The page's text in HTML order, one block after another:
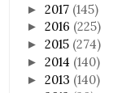
►2017 (145)
►2016 (225)
►2015 (274)
►2014 (140)
►2013 (140)